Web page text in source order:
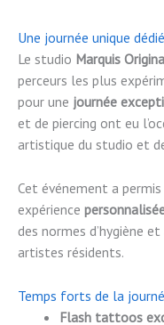
Une journée unique
Le studio Marquis
perceurs les plus
pour une journée
et de piercing ont eu
artistique du studio et
Cet événement a
expérience
des normes d’hygiène
artistes résidents.
Temps forts de la
Flash tattoos